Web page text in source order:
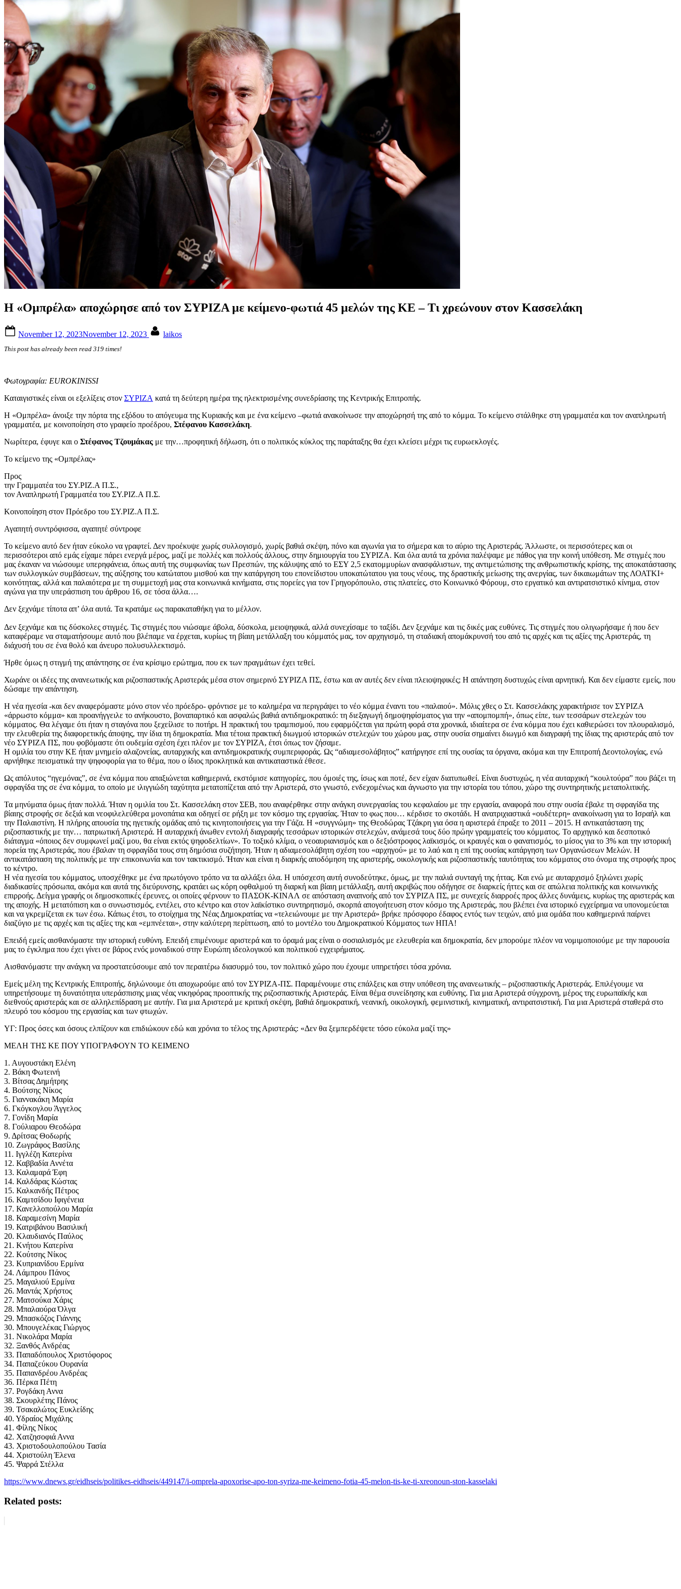
Η «Ομπρέλα» αποχώρησε από τον ΣΥΡΙΖΑ με κείμενο-φωτιά 45 μελών της ΚΕ – Τι χρεώνουν στον Κασσελάκη
on
November 12, 2023November 12, 2023 laikos
This post has already been read 319 times!
Φωτογραφία: EUROKINISSI
Καταιγιστικές είναι οι εξελίξεις στον ΣΥΡΙΖΑ κατά τη δεύτερη ημέρα της ηλεκτρισμένης συνεδρίασης της Κεντρικής Επιτροπής.
Η «Ομπρέλα» άνοιξε την πόρτα της εξόδου το απόγευμα της Κυριακής και με ένα κείμενο –φωτιά ανακοίνωσε την αποχώρησή της από το κόμμα. Το κείμενο στάλθηκε στη γραμματέα και τον αναπληρωτή
γραμματέα, με κοινοποίηση στο γραφείο προέδρου, Στέφανου Κασσελάκη.
Νωρίτερα, έφυγε και ο Στέφανος Τζουμάκας με την…προφητική δήλωση, ότι ο πολιτικός κύκλος της παράταξης θα έχει κλείσει μέχρι τις ευρωεκλογές.
Το κείμενο της «Ομπρέλας»
Προς
την Γραμματέα του ΣΥ.ΡΙΖ.Α Π.Σ.,
τον Αναπληρωτή Γραμματέα του ΣΥ.ΡΙΖ.Α Π.Σ.
Κοινοποίηση στον Πρόεδρο του ΣΥ.ΡΙΖ.Α Π.Σ.
Αγαπητή συντρόφισσα, αγαπητέ σύντροφε
Το κείμενο αυτό δεν ήταν εύκολο να γραφτεί. Δεν προέκυψε χωρίς συλλογισμό, χωρίς βαθιά σκέψη, πόνο και αγωνία για το σήμερα και το αύριο της Αριστεράς. Άλλωστε, οι περισσότερες και οι
περισσότεροι από εμάς είχαμε πάρει ενεργά μέρος, μαζί με πολλές και πολλούς άλλους, στην δημιουργία του ΣΥΡΙΖΑ. Και όλα αυτά τα χρόνια παλέψαμε με πάθος για την κοινή υπόθεση. Με στιγμές που
μας έκαναν να νιώσουμε υπερηφάνεια, όπως αυτή της συμφωνίας των Πρεσπών, της κάλυψης από το ΕΣΥ 2,5 εκατομμυρίων ανασφάλιστων, της αντιμετώπισης της ανθρωπιστικής κρίσης, της αποκατάστασης
των συλλογικών συμβάσεων, της αύξησης του κατώτατου μισθού και την κατάργηση του επονείδιστου υποκατώτατου για τους νέους, της δραστικής μείωσης της ανεργίας, των δικαιωμάτων της ΛΟΑΤΚΙ+
κοινότητας, αλλά και παλαιότερα με τη συμμετοχή μας στα κοινωνικά κινήματα, στις πορείες για τον Γρηγορόπουλο, στις πλατείες, στο Κοινωνικό Φόρουμ, στο εργατικό και αντιρατσιστικό κίνημα, στον
αγώνα για την υπεράσπιση του άρθρου 16, σε τόσα άλλα….
Δεν ξεχνάμε τίποτα απ’ όλα αυτά. Τα κρατάμε ως παρακαταθήκη για το μέλλον.
Δεν ξεχνάμε και τις δύσκολες στιγμές. Τις στιγμές που νιώσαμε άβολα, δύσκολα, μειοψηφικά, αλλά συνεχίσαμε το ταξίδι. Δεν ξεχνάμε και τις δικές μας ευθύνες. Τις στιγμές που ολιγωρήσαμε ή που δεν
καταφέραμε να σταματήσουμε αυτό που βλέπαμε να έρχεται, κυρίως τη βίαιη μετάλλαξη του κόμματός μας, τον αρχηγισμό, τη σταδιακή απομάκρυνσή του από τις αρχές και τις αξίες της Αριστεράς, τη
διάχυσή του σε ένα θολό και άνευρο πολυσυλλεκτισμό.
Ήρθε όμως η στιγμή της απάντησης σε ένα κρίσιμο ερώτημα, που εκ των πραγμάτων έχει τεθεί.
Χωράνε οι ιδέες της ανανεωτικής και ριζοσπαστικής Αριστεράς μέσα στον σημερινό ΣΥΡΙΖΑ ΠΣ, έστω και αν αυτές δεν είναι πλειοψηφικές; Η απάντηση δυστυχώς είναι αρνητική. Και δεν είμαστε εμείς, που
δώσαμε την απάντηση.
Η νέα ηγεσία -και δεν αναφερόμαστε μόνο στον νέο πρόεδρο- φρόντισε με το καλημέρα να περιγράψει το νέο κόμμα έναντι του «παλαιού». Μόλις χθες ο Στ. Κασσελάκης χαρακτήρισε τον ΣΥΡΙΖΑ
«άρρωστο κόμμα» και προανήγγειλε το ανήκουστο, βοναπαρτικό και ασφαλώς βαθιά αντιδημοκρατικό: τη διεξαγωγή δημοψηφίσματος για την «απομπομπή», όπως είπε, των τεσσάρων στελεχών του
κόμματος. Θα λέγαμε ότι ήταν η σταγόνα που ξεχείλισε το ποτήρι. Η πρακτική του τραμπισμού, που εφαρμόζεται για πρώτη φορά στα χρονικά, ιδιαίτερα σε ένα κόμμα που έχει καθιερώσει τον πλουραλισμό,
την ελευθερία της διαφορετικής άποψης, την ίδια τη δημοκρατία. Μια τέτοια πρακτική διωγμού ιστορικών στελεχών του χώρου μας, στην ουσία σημαίνει διωγμό και διαγραφή της ίδιας της αριστεράς από τον
νέο ΣΥΡΙΖΑ ΠΣ, που φοβόμαστε ότι ουδεμία σχέση έχει πλέον με τον ΣΥΡΙΖΑ, έτσι όπως τον ζήσαμε.
Η ομιλία του στην ΚΕ ήταν μνημείο αλαζονείας, αυταρχικής και αντιδημοκρατικής συμπεριφοράς. Ως “αδιαμεσολάβητος” κατήργησε επί της ουσίας τα όργανα, ακόμα και την Επιτροπή Δεοντολογίας, ενώ
αρνήθηκε πεισματικά την ψηφοφορία για το θέμα, που ο ίδιος προκλητικά και αντικαταστικά έθεσε.
Ως απόλυτος “ηγεμόνας”, σε ένα κόμμα που απαξιώνεται καθημερινά, εκστόμισε κατηγορίες, που όμοιές της, ίσως και ποτέ, δεν είχαν διατυπωθεί. Είναι δυστυχώς, η νέα αυταρχική “κουλτούρα” που βάζει τη
σφραγίδα της σε ένα κόμμα, το οποίο με ιλιγγιώδη ταχύτητα μετατοπίζεται από την Αριστερά, στο γνωστό, ενδεχομένως και άγνωστο για την ιστορία του τόπου, χώρο της συντηρητικής μεταπολιτικής.
Τα μηνύματα όμως ήταν πολλά. Ήταν η ομιλία του Στ. Κασσελάκη στον ΣΕΒ, που αναφέρθηκε στην ανάγκη συνεργασίας του κεφαλαίου με την εργασία, αναφορά που στην ουσία έβαλε τη σφραγίδα της
βίαιης στροφής σε δεξιά και νεοφιλελεύθερα μονοπάτια και οδηγεί σε ρήξη με τον κόσμο της εργασίας. Ήταν το φως που… κέρδισε το σκοτάδι. Η ανατριχιαστικά «ουδέτερη» ανακοίνωση για το Ισραήλ και
την Παλαιστίνη. Η πλήρης απουσία της ηγετικής ομάδας από τις κινητοποιήσεις για την Γάζα. Η «συγγνώμη» της Θεοδώρας Τζάκρη για όσα η αριστερά έπραξε το 2011 – 2015. Η αντικατάσταση της
ριζοσπαστικής με την… πατριωτική Αριστερά. Η αυταρχική άνωθεν εντολή διαγραφής τεσσάρων ιστορικών στελεχών, ανάμεσά τους δύο πρώην γραμματείς του κόμματος. Το αρχηγικό και δεσποτικό
διάταγμα «όποιος δεν συμφωνεί μαζί μου, θα είναι εκτός ψηφοδελτίων». Το τοξικό κλίμα, ο νεοαυριανισμός και ο δεξιόστροφος λαϊκισμός, οι κραυγές και ο φανατισμός, το μίσος για το 3% και την ιστορική
πορεία της Αριστεράς, που έβαλαν τη σφραγίδα τους στη δημόσια συζήτηση. Ήταν η αδιαμεσολάβητη σχέση του «αρχηγού» με το λαό και η επί της ουσίας κατάργηση των Οργανώσεων Μελών. Η
αντικατάσταση της πολιτικής με την επικοινωνία και τον τακτικισμό. Ήταν και είναι η διαρκής αποδόμηση της αριστερής, οικολογικής και ριζοσπαστικής ταυτότητας του κόμματος στο όνομα της στροφής προς
το κέντρο.
Η νέα ηγεσία του κόμματος, υποσχέθηκε με ένα πρωτόγονο τρόπο να τα αλλάξει όλα. Η υπόσχεση αυτή συνοδεύτηκε, όμως, με την παλιά συνταγή της ήττας. Και ενώ με αυταρχισμό ξηλώνει χωρίς
διαδικασίες πρόσωπα, ακόμα και αυτά της διεύρυνσης, κρατάει ως κόρη οφθαλμού τη διαρκή και βίαιη μετάλλαξη, αυτή ακριβώς που οδήγησε σε διαρκείς ήττες και σε απώλεια πολιτικής και κοινωνικής
επιρροής. Δείγμα γραφής οι δημοσκοπικές έρευνες, οι οποίες φέρνουν το ΠΑΣΟΚ-ΚΙΝΑΛ σε απόσταση αναπνοής από τον ΣΥΡΙΖΑ ΠΣ, με συνεχείς διαρροές προς άλλες δυνάμεις, κυρίως της αριστεράς και
της αποχής. Η μετατόπιση και ο συνωστισμός, εντέλει, στο κέντρο και στον λαϊκίστικο συντηρητισμό, σκορπά απογοήτευση στον κόσμο της Αριστεράς, που βλέπει ένα ιστορικό εγχείρημα να υπονομεύεται
και να γκρεμίζεται εκ των έσω. Κάπως έτσι, το στοίχημα της Νέας Δημοκρατίας να «τελειώνουμε με την Αριστερά» βρήκε πρόσφορο έδαφος εντός των τειχών, από μια ομάδα που καθημερινά παίρνει
διαζύγιο με τις αρχές και τις αξίες της και «εμπνέεται», στην καλύτερη περίπτωση, από το μοντέλο του Δημοκρατικού Κόμματος των ΗΠΑ!
Επειδή εμείς αισθανόμαστε την ιστορική ευθύνη. Επειδή επιμένουμε αριστερά και το όραμά μας είναι ο σοσιαλισμός με ελευθερία και δημοκρατία, δεν μπορούμε πλέον να νομιμοποιούμε με την παρουσία
μας το έγκλημα που έχει γίνει σε βάρος ενός μοναδικού στην Ευρώπη ιδεολογικού και πολιτικού εγχειρήματος.
Αισθανόμαστε την ανάγκη να προστατεύσουμε από τον περαιτέρω διασυρμό του, τον πολιτικό χώρο που έχουμε υπηρετήσει τόσα χρόνια.
Εμείς μέλη της Κεντρικής Επιτροπής, δηλώνουμε ότι αποχωρούμε από τον ΣΥΡΙΖΑ-ΠΣ. Παραμένουμε στις επάλξεις και στην υπόθεση της ανανεωτικής – ριζοσπαστικής Αριστεράς. Επιλέγουμε να
υπηρετήσουμε τη δυνατότητα υπεράσπισης μιας νέας νικηφόρας προοπτικής της ριζοσπαστικής Αριστεράς. Είναι θέμα συνείδησης και ευθύνης. Για μια Αριστερά σύγχρονη, μέρος της ευρωπαϊκής και
διεθνούς αριστεράς και σε αλληλεπίδραση με αυτήν. Για μια Αριστερά με κριτική σκέψη, βαθιά δημοκρατική, νεανική, οικολογική, φεμινιστική, κινηματική, αντιρατσιστική. Για μια Αριστερά σταθερά στο
πλευρό του κόσμου της εργασίας και των φτωχών.
ΥΓ: Προς όσες και όσους ελπίζουν και επιδιώκουν εδώ και χρόνια το τέλος της Αριστεράς: «Δεν θα ξεμπερδέψετε τόσο εύκολα μαζί της»
ΜΕΛΗ ΤΗΣ ΚΕ ΠΟΥ ΥΠΟΓΡΑΦΟΥΝ ΤΟ ΚΕΙΜΕΝΟ
1. Αυγουστάκη Ελένη
2. Βάκη Φωτεινή
3. Βίτσας Δημήτρης
4. Βούτσης Νίκος
5. Γιαννακάκη Μαρία
6. Γκόγκογλου Άγγελος
7. Γονίδη Μαρία
8. Γούλιαρου Θεοδώρα
9. Δρίτσας Θοδωρής
10. Ζωγράφος Βασίλης
11. Ιγγλέζη Κατερίνα
12. Καββαδία Αννέτα
13. Καλαμαρά Έφη
14. Καλδάρας Κώστας
15. Καλκανδής Πέτρος
16. Καμτσίδου Ιφιγένεια
17. Κανελλοπούλου Μαρία
18. Καραμεσίνη Μαρία
19. Κατριβάνου Βασιλική
20. Κλαυδιανός Παύλος
21. Κνήτου Κατερίνα
22. Κούτσης Νίκος
23. Κυπριανίδου Ερμίνα
24. Λάμπρου Πάνος
25. Μαγαλιού Ερμίνα
26. Μαντάς Χρήστος
27. Ματσούκα Χάρις
28. Μπαλαούρα Όλγα
29. Μπασκόζος Γιάννης
30. Μπουγελέκας Γιώργος
31. Νικολάρα Μαρία
32. Ξανθός Ανδρέας
33. Παπαδόπουλος Χριστόφορος
34. Παπαζεύκου Ουρανία
35. Παπανδρέου Ανδρέας
36. Πέρκα Πέτη
37. Ρογδάκη Αννα
38. Σκουρλέτης Πάνος
39. Τσακαλώτος Ευκλείδης
40. Υδραίος Μιχάλης
41. Φίλης Νίκος
42. Χατζησοφιά Αννα
43. Χριστοδουλοπούλου Τασία
44. Χριστούλη Έλενα
45. Ψαρρά Στέλλα
https://www.dnews.gr/eidhseis/politikes-eidhseis/449147/i-omprela-apoxorise-apo-ton-syriza-me-keimeno-fotia-45-melon-tis-ke-ti-xreonoun-ston-kasselaki
Related posts: